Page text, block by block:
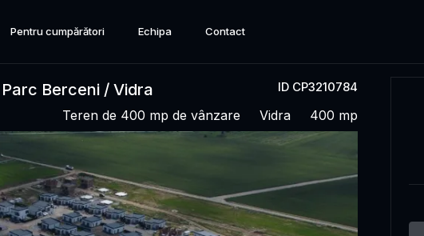
Pentru cumpărători Echipa Contact
ID CP3210784
Berceni / Vidra
Teren de 400 mp de vânzare Vidra 400 mp